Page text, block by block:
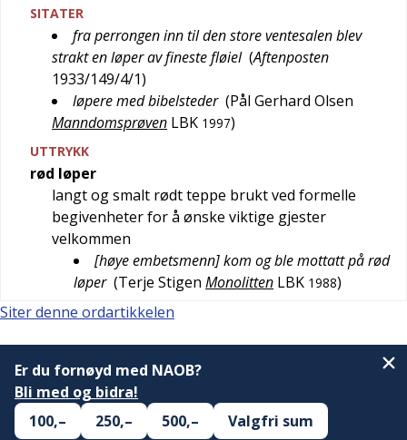
SITATER
fra perrongen inn til den store ventesalen blev
strakt en løper av fineste fløiel (Aftenposten
1933/149/4/1)
løpere med bibelsteder (Pål Gerhard Olsen
Manndomsprøven LBK 1997)
UTTRYKK
rød løper
langt og smalt rødt teppe brukt ved formelle
begivenheter for å ønske viktige gjester
velkommen
[høye embetsmenn] kom og ble mottatt på rød
løper (Terje Stigen Monolitten LBK 1988)
Siter denne ordartikkelen
Er du fornøyd med NAOB?
Bli med og bidra!
100,–
250,– 500,– Valgfri sum